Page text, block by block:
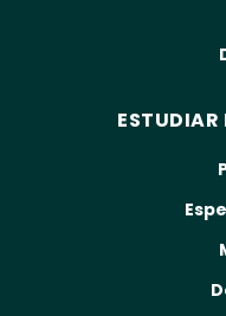
ESTUDIAR